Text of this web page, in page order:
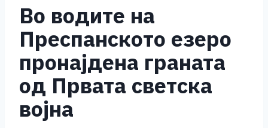
Во водите на
Преспанското езеро
пронајдена граната
од Првата светска
војна